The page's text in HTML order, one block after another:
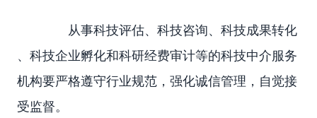
从事科技评估、科技咨询、科技成果转化
、科技企业孵化和科研经费审计等的科技中介服务
机构要严格遵守行业规范，强化诚信管理，自觉接
受监督。